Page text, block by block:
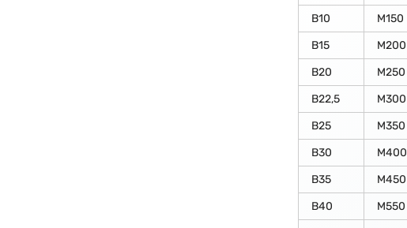
В10 М150
В15
М200
В20
М250
В22,5
М300
В25
М350
В30
М400
В35
М450
В40
М550